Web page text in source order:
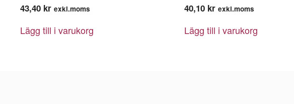
43,40 kr exkl.moms
Lägg till i varukorg
40,10 kr exkl.moms
Lägg till i varukorg